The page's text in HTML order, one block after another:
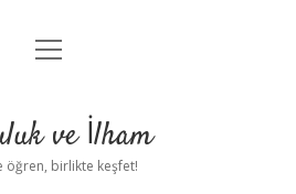
Anasayfa
Yasal Uyarı
menüyü
ve İlham
öğren, birlikte keşfet!